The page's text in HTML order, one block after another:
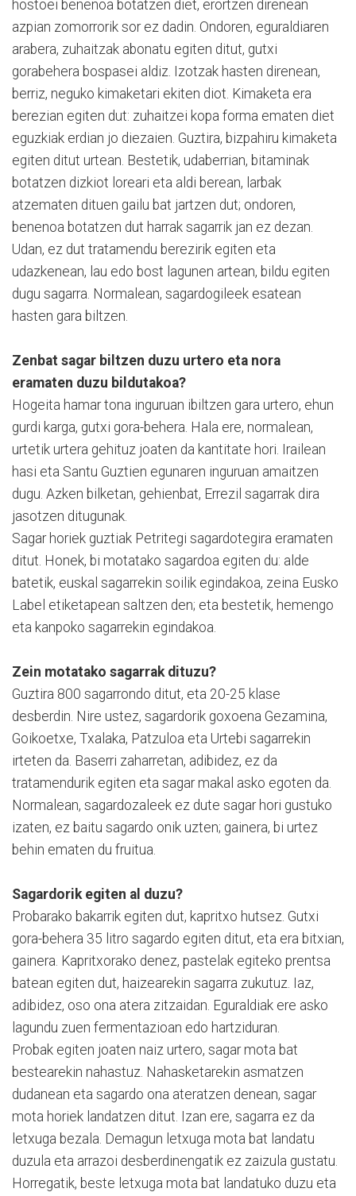
hostoei benenoa botatzen diet, erortzen direnean
azpian zomorrorik sor ez dadin. Ondoren, eguraldiaren
arabera, zuhaitzak abonatu egiten ditut, gutxi
gorabehera bospasei aldiz. Izotzak hasten direnean,
berriz, neguko kimaketari ekiten diot. Kimaketa era
berezian egiten dut: zuhaitzei kopa forma ematen diet
eguzkiak erdian jo diezaien. Guztira, bizpahiru kimaketa
egiten ditut urtean. Bestetik, udaberrian, bitaminak
botatzen dizkiot loreari eta aldi berean, larbak
atzematen dituen gailu bat jartzen dut; ondoren,
benenoa botatzen dut harrak sagarrik jan ez dezan.
Udan, ez dut tratamendu berezirik egiten eta
udazkenean, lau edo bost lagunen artean, bildu egiten
dugu sagarra. Normalean, sagardogileek esatean
hasten gara biltzen.
Zenbat sagar biltzen duzu urtero eta nora
eramaten duzu bildutakoa?
Hogeita hamar tona inguruan ibiltzen gara urtero, ehun
gurdi karga, gutxi gora-behera. Hala ere, normalean,
urtetik urtera gehituz joaten da kantitate hori. Irailean
hasi eta Santu Guztien egunaren inguruan amaitzen
dugu. Azken bilketan, gehienbat, Errezil sagarrak dira
jasotzen ditugunak.
Sagar horiek guztiak Petritegi sagardotegira eramaten
ditut. Honek, bi motatako sagardoa egiten du: alde
batetik, euskal sagarrekin soilik egindakoa, zeina Eusko
Label etiketapean saltzen den; eta bestetik, hemengo
eta kanpoko sagarrekin egindakoa.
Zein motatako sagarrak dituzu?
Guztira 800 sagarrondo ditut, eta 20-25 klase
desberdin. Nire ustez, sagardorik goxoena Gezamina,
Goikoetxe, Txalaka, Patzuloa eta Urtebi sagarrekin
irteten da. Baserri zaharretan, adibidez, ez da
tratamendurik egiten eta sagar makal asko egoten da.
Normalean, sagardozaleek ez dute sagar hori gustuko
izaten, ez baitu sagardo onik uzten; gainera, bi urtez
behin ematen du fruitua.
Sagardorik egiten al duzu?
Probarako bakarrik egiten dut, kapritxo hutsez. Gutxi
gora-behera 35 litro sagardo egiten ditut, eta era bitxian,
gainera. Kapritxorako denez, pastelak egiteko prentsa
batean egiten dut, haizearekin sagarra zukutuz. Iaz,
adibidez, oso ona atera zitzaidan. Eguraldiak ere asko
lagundu zuen fermentazioan edo hartziduran.
Probak egiten joaten naiz urtero, sagar mota bat
bestearekin nahastuz. Nahasketarekin asmatzen
dudanean eta sagardo ona ateratzen denean, sagar
mota horiek landatzen ditut. Izan ere, sagarra ez da
letxuga bezala. Demagun letxuga mota bat landatu
duzula eta arrazoi desberdinengatik ez zaizula gustatu.
Horregatik, beste letxuga mota bat landatuko duzu eta